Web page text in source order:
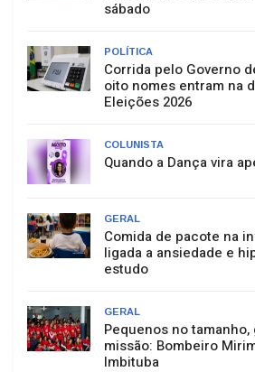
sábado
POLÍTICA
Corrida pelo Governo
oito nomes entram na
Eleições 2026
COLUNISTA
Quando a Dança vira
GERAL
Comida de pacote na
ligada a ansiedade e
estudo
GERAL
Pequenos no
missão: Bombeiro
Imbituba